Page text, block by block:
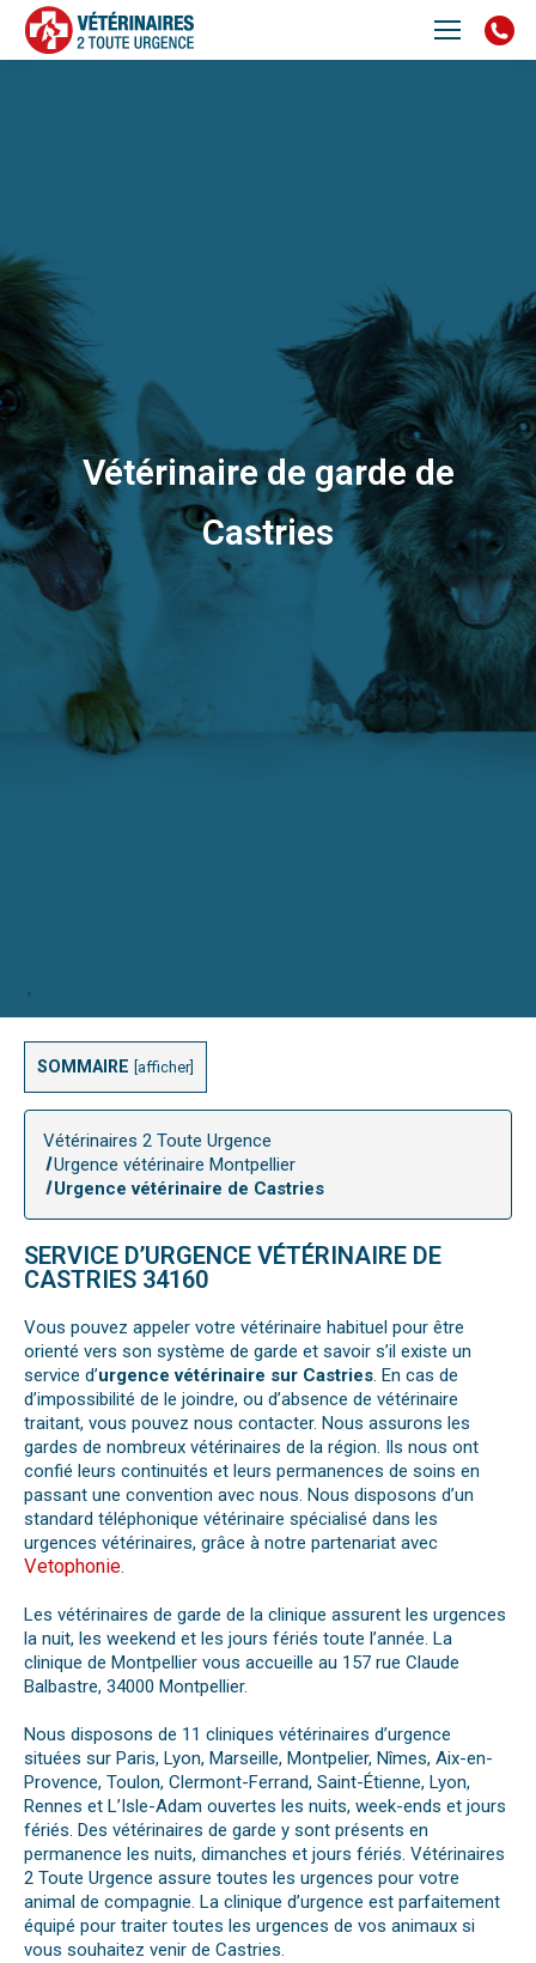
SOMMAIRE afficher
Vétérinaire de garde de
Castries
Vétérinaires 2 Toute Urgence
Urgence vétérinaire Montpellier
Urgence vétérinaire de Castries
SERVICE D’URGENCE VÉTÉRINAIRE DE
CASTRIES 34160
Vous pouvez appeler votre vétérinaire habituel pour être
orienté vers son système de garde et savoir s’il existe un
service d’urgence vétérinaire sur Castries. En cas de
d’impossibilité de le joindre, ou d’absence de vétérinaire
traitant, vous pouvez nous contacter. Nous assurons les
gardes de nombreux vétérinaires de la région. Ils nous ont
confié leurs continuités et leurs permanences de soins en
passant une convention avec nous. Nous disposons d’un
standard téléphonique vétérinaire spécialisé dans les
urgences vétérinaires, grâce à notre partenariat avec
Vetophonie.
Les vétérinaires de garde de la clinique assurent les urgences
la nuit, les weekend et les jours fériés toute l’année. La
clinique de Montpellier vous accueille au 157 rue Claude
Balbastre, 34000 Montpellier.
Nous disposons de 11 cliniques vétérinaires d’urgence
situées sur Paris, Lyon, Marseille, Montpelier, Nîmes, Aix-en-
Provence, Toulon, Clermont-Ferrand, Saint-Étienne, Lyon,
Rennes et L’Isle-Adam ouvertes les nuits, week-ends et jours
fériés. Des vétérinaires de garde y sont présents en
permanence les nuits, dimanches et jours fériés. Vétérinaires
2 Toute Urgence assure toutes les urgences pour votre
animal de compagnie. La clinique d’urgence est parfaitement
équipé pour traiter toutes les urgences de vos animaux si
vous souhaitez venir de Castries.